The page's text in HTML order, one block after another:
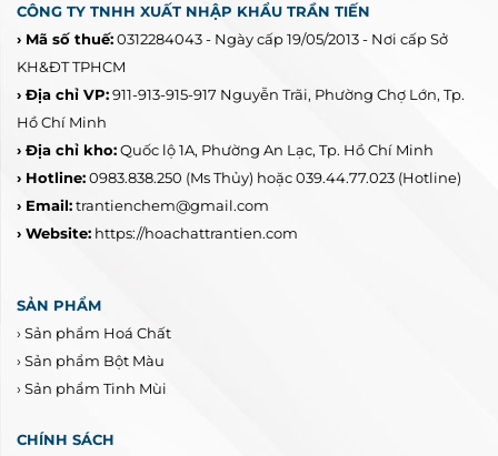
CÔNG TY TNHH XUẤT NHẬP KHẨU TRẦN TIẾN
› Mã số thuế:0312284043 - Ngày cấp 19/05/2013 - Nơi cấp Sở
KH&ĐT TPHCM
› Địa chỉ VP:911-913-915-917 Nguyễn Trãi, Phường Chợ Lớn, Tp.
Hồ Chí Minh
› Địa chỉ kho:Quốc lộ 1A, Phường An Lạc, Tp. Hồ Chí Minh
› Hotline: 0983.838.250 (Ms Thủy) hoặc 039.44.77.023(Hotline)
› Email:trantienchem@gmail.com
› Website: https://hoachattrantien.com
SẢN PHẨM
› Sản phẩm Hoá Chất
› Sản phẩm Bột Màu
› Sản phẩm Tinh Mùi
CHÍNH SÁCH